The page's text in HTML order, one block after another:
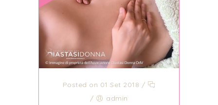
Posted on 01 Set 2018 /
/
admin